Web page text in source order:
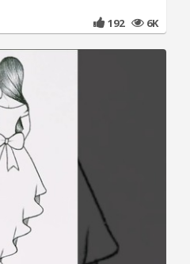
192 6K